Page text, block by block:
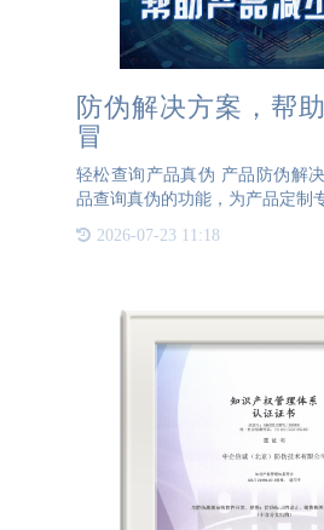
防伪解决方案，帮
冒
轻松查询产品真伪 产品防伪解
品查询真伪的功能，为产品定制
伪劣，提升产品形象。产品防
2026-07-23 11:18